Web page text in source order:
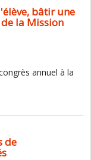
bâtir une
la Mission
annuel à la
de